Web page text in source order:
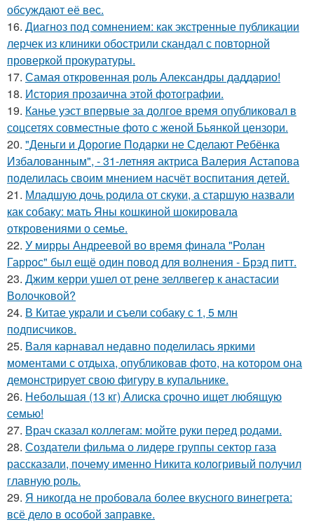
обсуждают её вес.
16. Диагноз под сомнением: как экстренные публикации
лерчек из клиники обострили скандал с повторной
проверкой прокуратуры.
17. Самая откровенная роль Александры даддарио!
18. История прозаична этой фотографии.
19. Канье уэст впервые за долгое время опубликовал в
соцсетях совместные фото с женой Бьянкой цензори.
20. "Деньги и Дорогие Подарки не Сделают Ребёнка
Избалованным", - 31-летняя актриса Валерия Астапова
поделилась своим мнением насчёт воспитания детей.
21. Младшую дочь родила от скуки, а старшую назвали
как собаку: мать Яны кошкиной шокировала
откровениями о семье.
22. У мирры Андреевой во время финала "Ролан
Гаррос" был ещё один повод для волнения - Брэд питт.
23. Джим керри ушел от рене зеллвегер к анастасии
Волочковой?
24. В Китае украли и съели собаку с 1, 5 млн
подписчиков.
25. Валя карнавал недавно поделилась яркими
моментами с отдыха, опубликовав фото, на котором она
демонстрирует свою фигуру в купальнике.
26. Небольшая (13 кг) Алиска срочно ищет любящую
семью!
27. Врач сказал коллегам: мойте руки перед родами.
28. Создатели фильма о лидере группы сектор газа
рассказали, почему именно Никита кологривый получил
главную роль.
29. Я никогда не пробовала более вкусного винегрета:
всё дело в особой заправке.